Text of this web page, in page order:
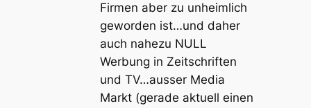
Firmen aber zu unheimlich
geworden ist…und daher
auch nahezu NULL
Werbung in Zeitschriften
und TV…ausser Media
Markt (gerade aktuell einen